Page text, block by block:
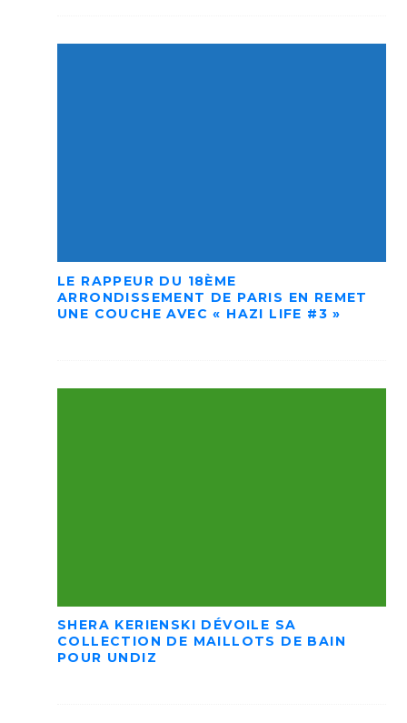
LE RAPPEUR DU 18ÈME
ARRONDISSEMENT DE PARIS EN REMET
UNE COUCHE AVEC « HAZI LIFE #3 »
SHERA KERIENSKI DÉVOILE SA
COLLECTION DE MAILLOTS DE BAIN
POUR UNDIZ